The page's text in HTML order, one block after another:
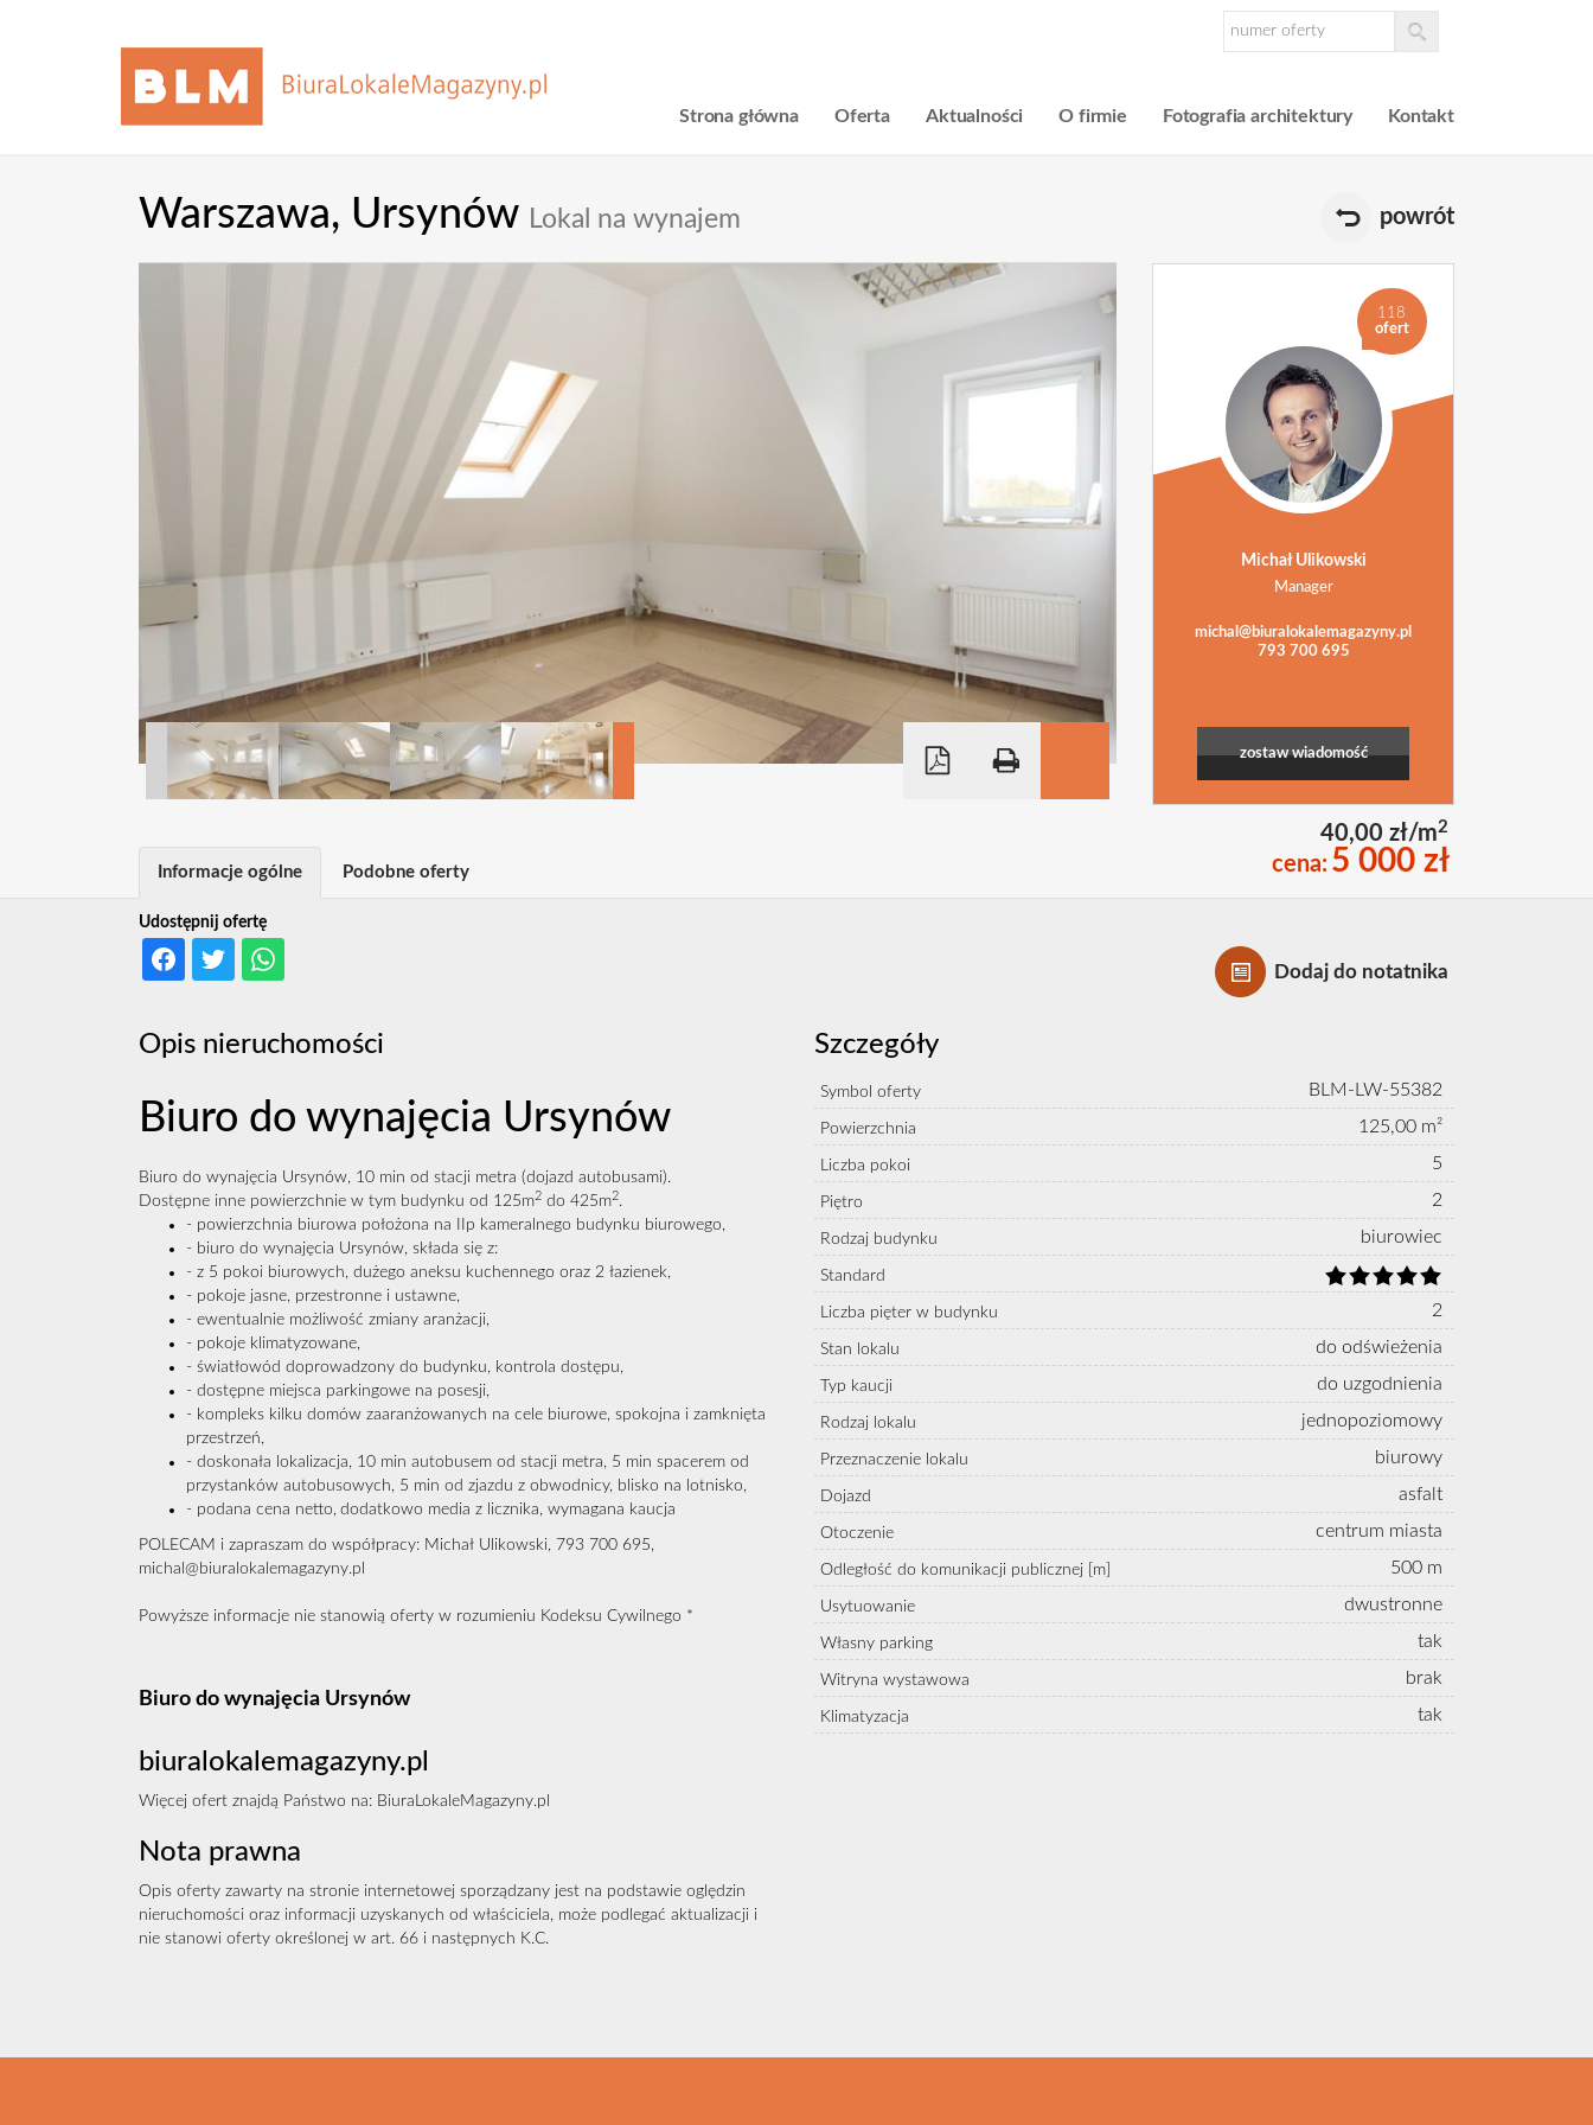
Strona główna Oferta Aktualności O firmie Fotografia architektury Kontakt
Warszawa, Ursynów Lokal na wynajem powrót
118
ofert
Michał Ulikowski
Manager
michal@biuralokalemagazyny.pl
793 700 695
zostaw wiadomość
40,00 zł/m2
cena: 5 000 zł
Dodaj do notatnika
Udostępnij ofertę
Informacje ogólne Podobne oferty
Opis nieruchomości
Biuro do wynajęcia Ursynów
Biuro do wynajęcia Ursynów, 10 min od stacji metra (dojazd autobusami).
Dostępne inne powierzchnie w tym budynku od 125m2 do 425m2.
- powierzchnia biurowa położona na IIp kameralnego budynku biurowego,
- biuro do wynajęcia Ursynów, składa się z:
- z 5 pokoi biurowych, dużego aneksu kuchennego oraz 2 łazienek,
- pokoje jasne, przestronne i ustawne,
- ewentualnie możliwość zmiany aranżacji,
- pokoje klimatyzowane,
- światłowód doprowadzony do budynku, kontrola dostępu,
- dostępne miejsca parkingowe na posesji,
- kompleks kilku domów zaaranżowanych na cele biurowe, spokojna i zamknięta
przestrzeń,
- doskonała lokalizacja, 10 min autobusem od stacji metra, 5 min spacerem od
przystanków autobusowych, 5 min od zjazdu z obwodnicy, blisko na lotnisko,
- podana cena netto, dodatkowo media z licznika, wymagana kaucja
POLECAM i zapraszam do współpracy: Michał Ulikowski, 793 700 695,
michal@biuralokalemagazyny.pl
Powyższe informacje nie stanowią oferty w rozumieniu Kodeksu Cywilnego *
Biuro do wynajęcia Ursynów
biuralokalemagazyny.pl
Więcej ofert znajdą Państwo na: BiuraLokaleMagazyny.pl
Nota prawna
Opis oferty zawarty na stronie internetowej sporządzany jest na podstawie oględzin
nieruchomości oraz informacji uzyskanych od właściciela, może podlegać aktualizacji i
nie stanowi oferty określonej w art. 66 i następnych K.C.
Szczegóły
Symbol oferty BLM-LW-55382
Powierzchnia 125,00 m²
Liczba pokoi 5
Piętro 2
Rodzaj budynku biurowiec
Standard
Liczba pięter w budynku 2
Stan lokalu do odświeżenia
Typ kaucji do uzgodnienia
Rodzaj lokalu jednopoziomowy
Przeznaczenie lokalu biurowy
Dojazd asfalt
Otoczenie centrum miasta
Odległość do komunikacji publicznej [m] 500 m
Usytuowanie dwustronne
Własny parking tak
Witryna wystawowa brak
Klimatyzacja tak